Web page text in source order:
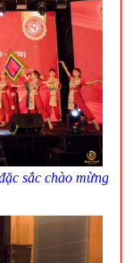
sắc chào mừng